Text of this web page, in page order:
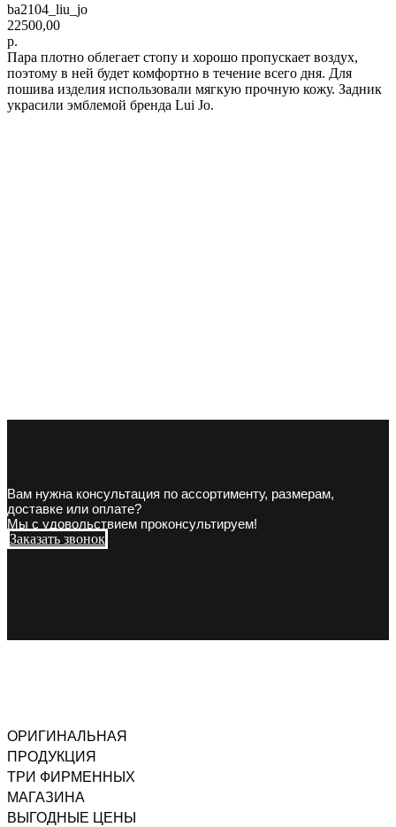
ba2104_liu_jo
22500,00
р.
Пара плотно облегает стопу и хорошо пропускает воздух,
поэтому в ней будет комфортно в течение всего дня. Для
пошива изделия использовали мягкую прочную кожу. Задник
украсили эмблемой бренда Lui Jo.
ОРИГИНАЛЬНАЯ
ПРОДУКЦИЯ
ТРИ ФИРМЕННЫХ
МАГАЗИНА
ВЫГОДНЫЕ ЦЕНЫ
Вам нужна консультация по ассортименту, размерам,
доставке или оплате?
Мы с удовольствием проконсультируем!
Заказать звонок